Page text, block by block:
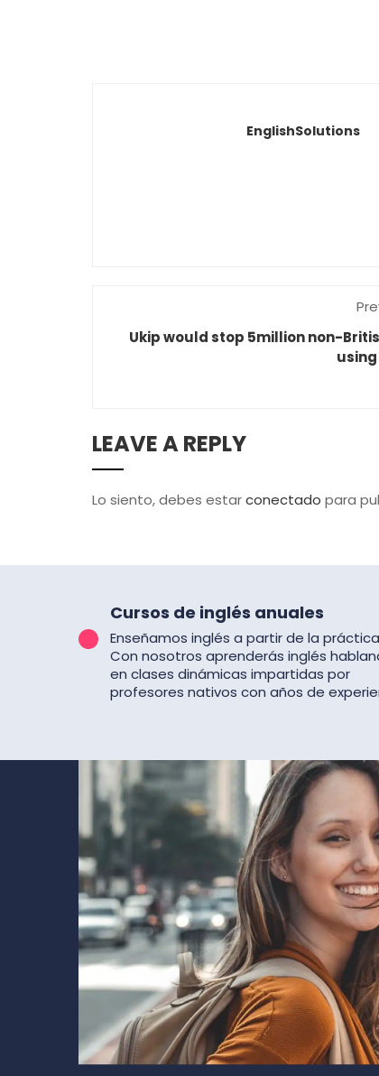
EnglishSolutions
Ukip would stop 5million non-
using
LEAVE A REPLY
Lo siento, debes estarconectado para
Cursos de inglés anuales
Enseñamos inglés a partir de la
Con nosotros aprenderás inglés
en clases dinámicas impartidas por
profesores nativos con años de